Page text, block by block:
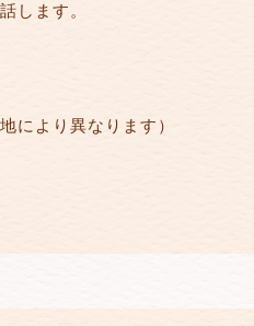
します。
により異なります）